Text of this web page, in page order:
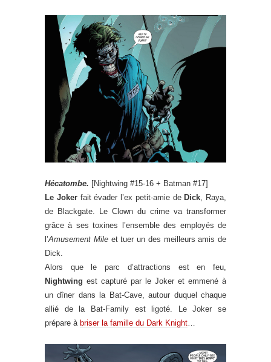
Hécatombe. [Nightwing #15-16 + Batman #17]
Le Jokerfait évader l’ex petit-amie de Dick, Raya,
de Blackgate. Le Clown du crime va transformer
grâce à ses toxines l’ensemble des employés de
l’Amusement Mileet tuer un des meilleurs amis de
Dick.
Alors que le parc d’attractions est en feu,
Nightwing est capturé par le Joker et emmené à
un dîner dans la Bat-Cave, autour duquel chaque
allié de la Bat-Family est ligoté. Le Joker se
prépare à briser la famille du Dark Knight…